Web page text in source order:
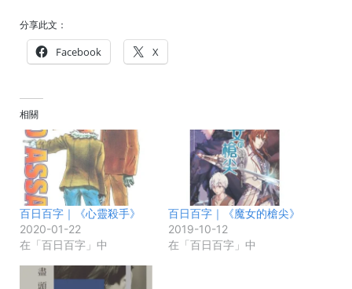
分享此文：
Facebook X
相關
百日百字｜《心靈殺手》
2020-01-22
在「百日百字」中
百日百字｜《魔女的槍尖》
2019-10-12
在「百日百字」中